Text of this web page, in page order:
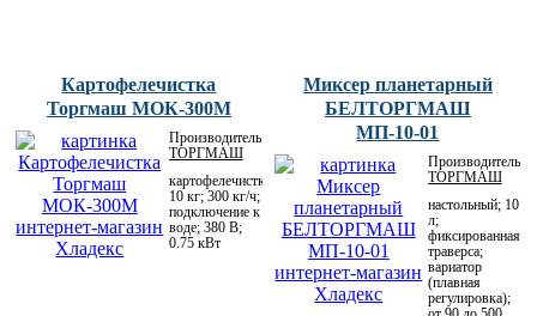
Картофелечистка
Торгмаш МОК-300М
Производитель:
ТОРГМАШ
картофелечистка;
10 кг; 300 кг/ч;
подключение к
воде; 380 В;
0.75 кВт
Миксер планетарный
БЕЛТОРГМАШ
МП-10-01
Производитель:
ТОРГМАШ
настольный; 10
л;
фиксированная
траверса;
вариатор
(плавная
регулировка);